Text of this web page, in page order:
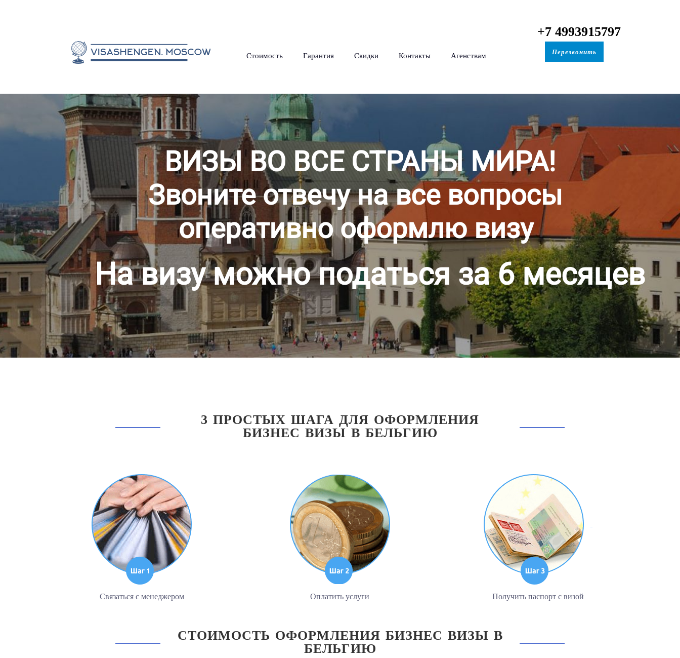
Стоимость Гарантия Скидки Контакты Агенствам
+7 4993915797
Перезвонить
ВИЗЫ ВО ВСЕ СТРАНЫ МИРА!
Звоните отвечу на все вопросы
оперативно оформлю визу
На визу можно податься за 6 месяцев
3 ПРОСТЫХ ШАГА ДЛЯ ОФОРМЛЕНИЯ
БИЗНЕС ВИЗЫ В БЕЛЬГИЮ
Связаться с менеджером Оплатить услуги Получить паспорт с визой
СТОИМОСТЬ ОФОРМЛЕНИЯ БИЗНЕС ВИЗЫ В
БЕЛЬГИЮ